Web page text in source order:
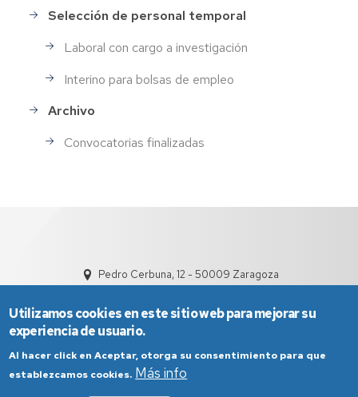
Selección de personal temporal
Laboral con cargo a investigación
Interino para bolsas de empleo
Archivo
Convocatorias finalizadas
Pedro Cerbuna, 12 - 50009 Zaragoza
Utilizamos cookies en este sitio web para mejorar su
experiencia de usuario.
Al hacer click en Aceptar, otorga su consentimiento para que
establezcamos cookies. Más info